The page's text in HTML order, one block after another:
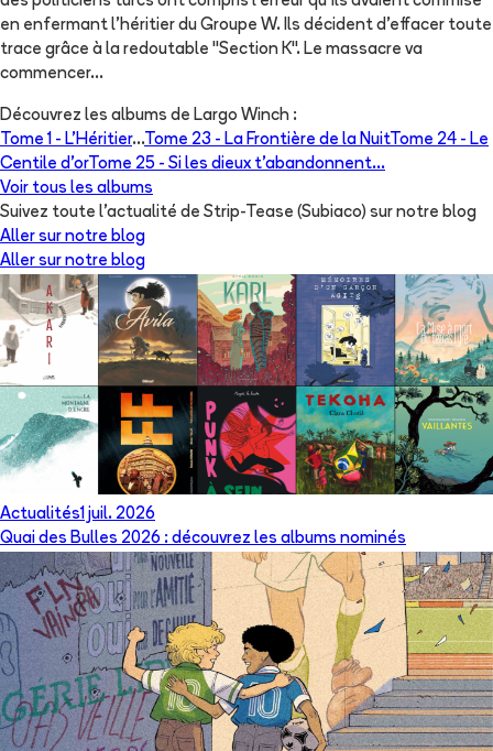
en enfermant l'héritier du Groupe W. Ils décident d'effacer toute
trace grâce à la redoutable "Section K". Le massacre va
commencer...
Découvrez les albums de Largo Winch :
Tome 1 - L'Héritier...Tome 23 - La Frontière de la NuitTome 24 - Le
Centile d'orTome 25 - Si les dieux t'abandonnent...
Voir tous les albums
Suivez toute l'actualité de Strip-Tease (Subiaco) sur notre blog
Aller sur notre blog
Aller sur notre blog
Actualités1 juil. 2026
Quai des Bulles 2026 : découvrez les albums nominés